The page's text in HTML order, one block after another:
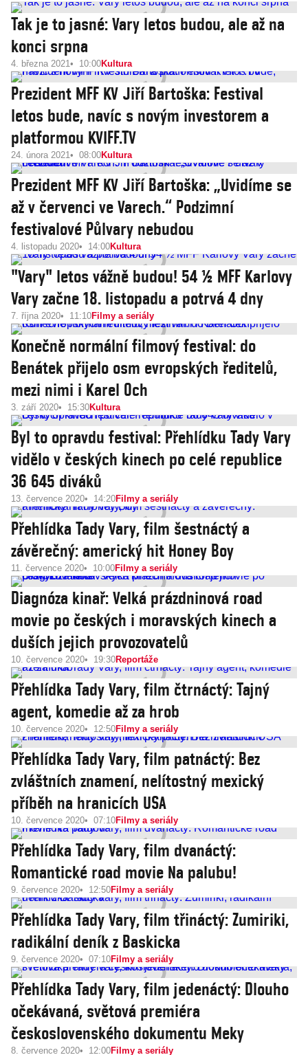
Tak je to jasné: Vary letos budou, ale až na
konci srpna
4. března 2021 10:00Kultura
Prezident MFF KV Jiří Bartoška: Festival
letos bude, navíc s novým investorem a
platformou KVIFF.TV
24. února 2021 08:00Kultura
Prezident MFF KV Jiří Bartoška: „Uvidíme se
až v červenci ve Varech.“ Podzimní
festivalové Půlvary nebudou
4. listopadu 2020 14:00Kultura
"Vary" letos vážně budou! 54 ½ MFF Karlovy
Vary začne 18. listopadu a potrvá 4 dny
7. října 2020 11:10Filmy a seriály
Konečně normální filmový festival: do
Benátek přijelo osm evropských ředitelů,
mezi nimi i Karel Och
3. září 2020 15:30Kultura
Byl to opravdu festival: Přehlídku Tady Vary
vidělo v českých kinech po celé republice
36 645 diváků
13. července 2020 14:20Filmy a seriály
Přehlídka Tady Vary, film šestnáctý a
závěrečný: americký hit Honey Boy
11. července 2020 10:00Filmy a seriály
Diagnóza kinař: Velká prázdninová road
movie po českých i moravských kinech a
duších jejich provozovatelů
10. července 2020 19:30Reportáže
Přehlídka Tady Vary, film čtrnáctý: Tajný
agent, komedie až za hrob
10. července 2020 12:50Filmy a seriály
Přehlídka Tady Vary, film patnáctý: Bez
zvláštních znamení, nelítostný mexický
příběh na hranicích USA
10. července 2020 07:10Filmy a seriály
Přehlídka Tady Vary, film dvanáctý:
Romantické road movie Na palubu!
9. července 2020 12:50Filmy a seriály
Přehlídka Tady Vary, film třináctý: Zumiriki,
radikální deník z Baskicka
9. července 2020 07:10Filmy a seriály
Přehlídka Tady Vary, film jedenáctý: Dlouho
očekávaná, světová premiéra
československého dokumentu Meky
8. července 2020 12:00Filmy a seriály